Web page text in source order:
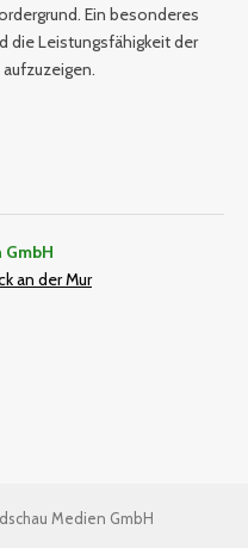
Ein besonderes
die Leistungsfähigkeit der
an der Mur
Medien GmbH